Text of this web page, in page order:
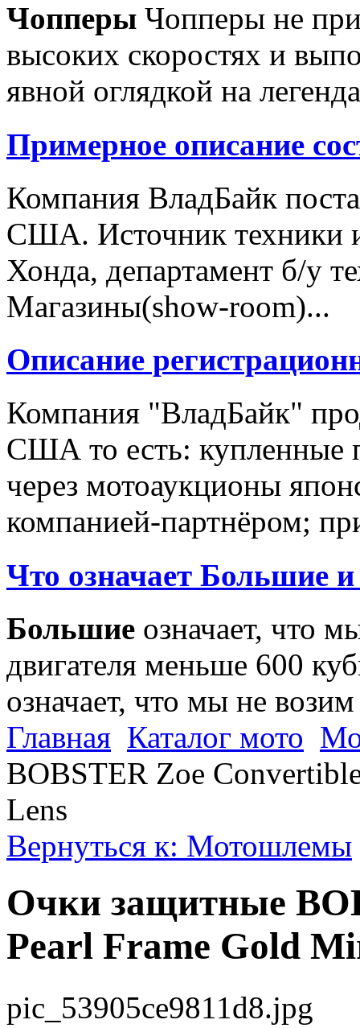
Чопперы Чопперы не
высоких скоростях и
явной оглядкой на
Примерное описание
Компания ВладБайк
США. Источник техники
Хонда, департамент б/у
Магазины(show-room)...
Описание
Компания "ВладБайк"
США то есть: купленные
через мотоаукционы
компанией-партнёром;
Что означает Большие
Большие означает, что
двигателя меньше 600
означает, что мы не
Главная Каталог мото
BOBSTER Zoe
Lens
Вернуться к: Мотошлемы
Очки защитные
Pearl Frame Gold
pic_53905ce9811d8.jpg